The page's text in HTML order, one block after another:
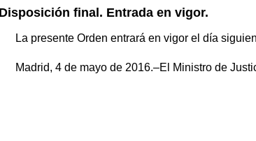
Disposición final. Entrada en vigor.
La presente Orden entrará en vigor el día
Madrid, 4 de mayo de 2016.–El Ministro de